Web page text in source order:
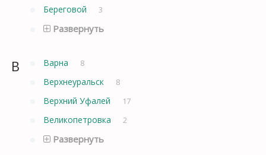
Береговой 3
Развернуть
В Варна 8
Верхнеуральск 8
Верхний Уфалей 17
Великопетровка 2
Развернуть